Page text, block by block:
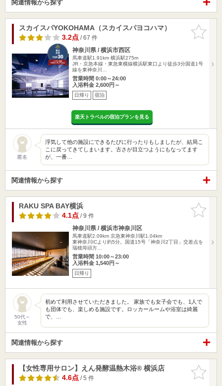
関連情報から探す
お気に入
りに追加
スカイスパYOKOHAMA（スカイスパヨコハマ）
3.2点/ 67 件
神奈川県 / 横浜市西区
馬車道駅1.91km 横浜駅275m
JR・京急本線・東急東横線横浜駅東口より徒歩3分国道1号
線を東神奈川…
営業時間 0:00～24:00
入浴料金 2,600円～
日帰り 宿泊
楽天トラベルの宿泊プランを見る
匿名
浮気して他の施設にできるたびに行ったりもしましたが、結局こ
こに戻ってきてしまいます。古さが目立つようにもなってます
が、一番…
関連情報から探す
お気に入
りに追加
RAKU SPA BAY横浜
4.1点/ 9 件
神奈川県 / 横浜市神奈川区
馬車道駅2.09km 京急東神奈川駅1.04km
東神奈川ICより約5分。国道15号「神奈川2丁目」交差点を
瑞穂埠頭方…
営業時間 10:00～23:00
入浴料金 1,540円～
日帰り
50代～
女性
初めて利用させていただきました。 家族でも女子会でも、1人で
も団体でも、楽しめる施設です。ロッカールームや浴室は綺麗
で、…
関連情報から探す
お気に入
りに追加
【女性専用サロン】えん発酵温熱木浴® 横浜店
4.6点/ 5 件